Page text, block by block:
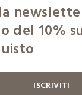
del 10%
ISCRIVITI
04240010274 -
Gestisci